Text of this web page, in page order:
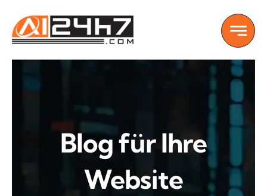
content
Blog für Ihre
Website